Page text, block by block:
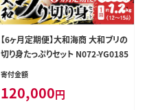
【6ヶ月定期便】大和海商 大和ブリの
切り身たっぷりセット N072-YG0185
寄付金額
120,000円